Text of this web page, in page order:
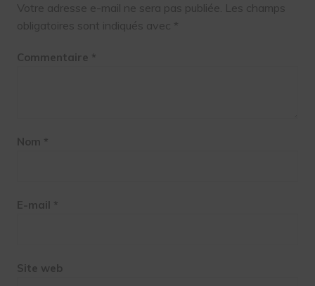
Votre adresse e-mail ne sera pas publiée. Les champs
obligatoires sont indiqués avec *
Commentaire *
Nom *
E-mail *
Site web